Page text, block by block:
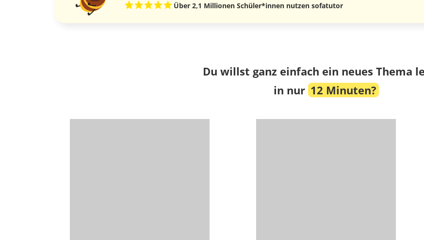
Über 2,1 Millionen Schüler*innen nutzen sofatutor
Du willst ganz einfach ein neues Thema
in nur 12 Minuten?